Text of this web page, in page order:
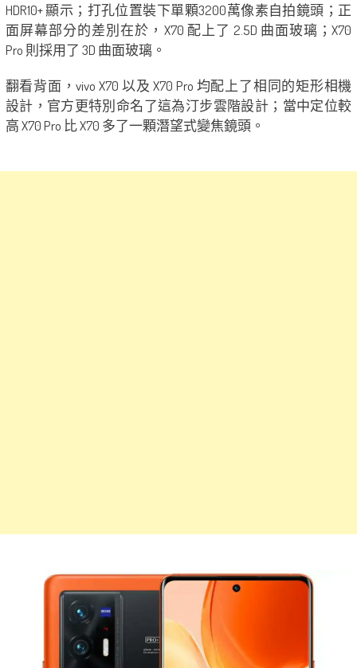
HDR10+ 顯示；打孔位置裝下單顆3200萬像素自拍鏡頭；正
面屏幕部分的差別在於，X70 配上了 2.5D 曲面玻璃；X70
Pro 則採用了 3D 曲面玻璃。
翻看背面，vivo X70 以及 X70 Pro 均配上了相同的矩形相機
設計，官方更特別命名了這為汀步雲階設計；當中定位較
高 X70 Pro 比 X70 多了一顆潛望式變焦鏡頭。